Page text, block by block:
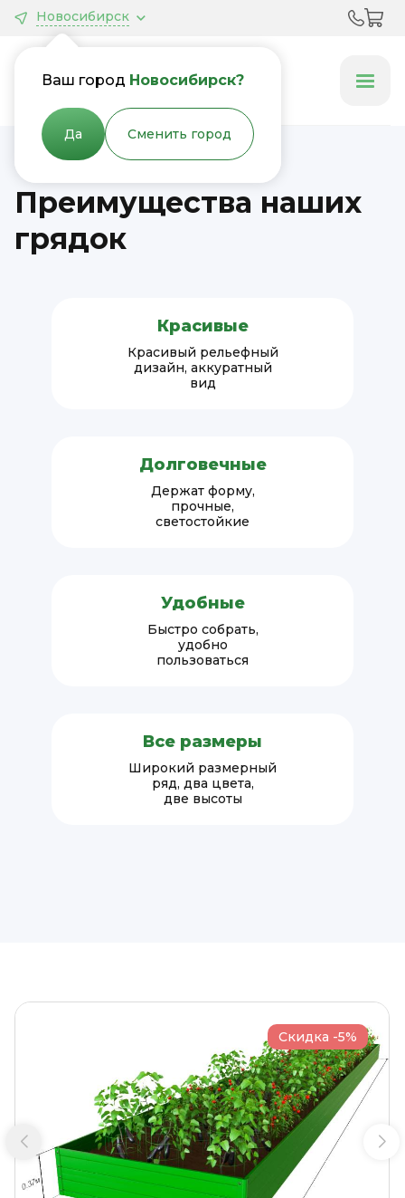
Новосибирск
Ваш город Новосибирск?
Да Сменить город
Грядки & Клумбы
Преимущества наших
грядок
Красивые
Красивый рельефный
дизайн, аккуратный
вид
Долговечные
Держат форму,
прочные,
светостойкие
Удобные
Быстро собрать,
удобно
пользоваться
Все размеры
Широкий размерный
ряд, два цвета,
две высоты
Скидка -5%